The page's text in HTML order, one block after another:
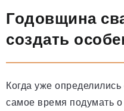
Годовщина
создать
Когда уже определились
самое время подумать